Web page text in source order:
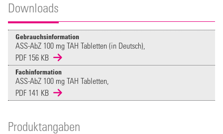
Downloads
Gebrauchsinformation
ASS-AbZ 100 mg TAH Tabletten (in Deutsch),
PDF 156 KB
Fachinformation
ASS-AbZ 100 mg TAH Tabletten,
PDF 141 KB
Produktangaben